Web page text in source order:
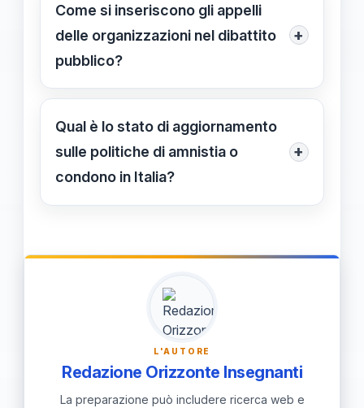
migliorare il sistema, sostenendo
riforme che favoriscano i diritti umani
Come si inseriscono gli appelli
delle organizzazioni nel dibattito
pubblico?
+
Gli appelli vengono diffusi attraverso
comunicati, incontri pubblici, e
coinvolgimento delle istituzioni,
contribuendo a sensibilizzare
Qual è lo stato di aggiornamento
sulle politiche di amnistia o
condono in Italia?
+
Informazione non disponibile al
provvedimenti di amnistia o condono
sono ancora in fase di proposta o
dibattito parlamentare.
L'AUTORE
Redazione Orizzonte Insegnanti
La preparazione può includere ricerca web e